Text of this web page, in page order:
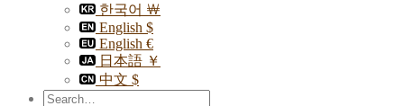
한국어 ￦
English $
English €
日本語 ￥
中文 $
Search